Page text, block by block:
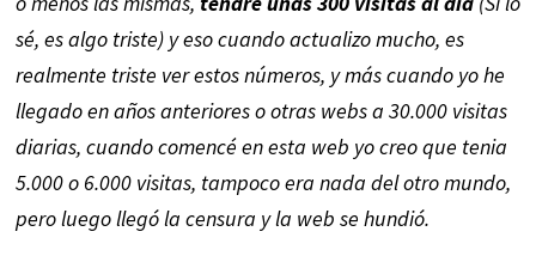
sé, es algo triste) y eso cuando actualizo mucho, es
realmente triste ver estos números, y más cuando yo he
llegado en años anteriores o otras webs a 30.000 visitas
diarias, cuando comencé en esta web yo creo que tenia
5.000 o 6.000 visitas, tampoco era nada del otro mundo,
pero luego llegó la censura y la web se hundió.